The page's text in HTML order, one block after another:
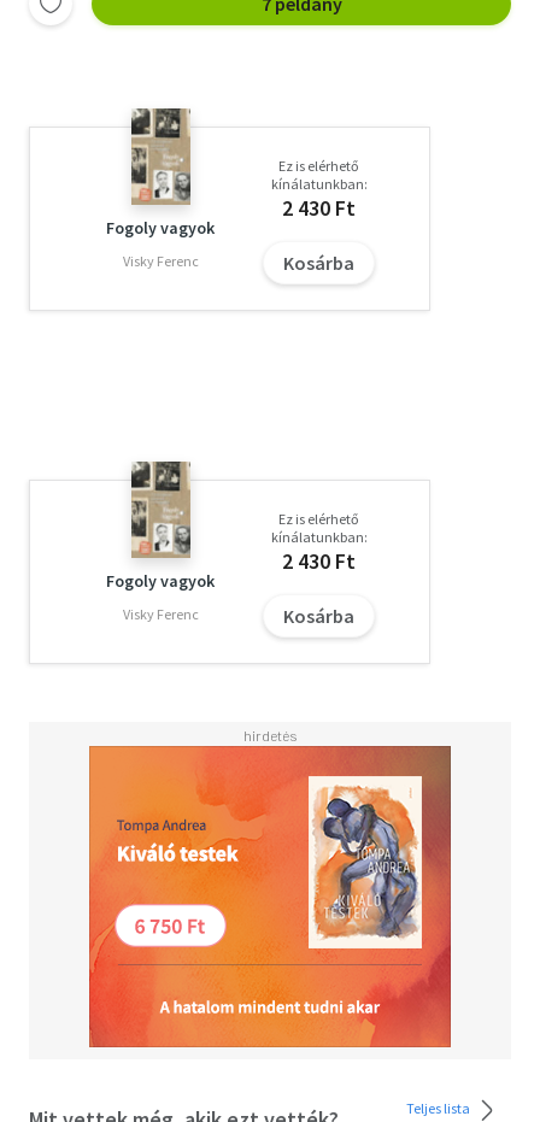
Fogoly vagyok
Visky Ferenc
Ez is elérhető
kínálatunkban:
2 430 Ft
Kosárba
Fogoly vagyok
Visky Ferenc
Ez is elérhető
kínálatunkban:
2 430 Ft
Kosárba
Teljes lista